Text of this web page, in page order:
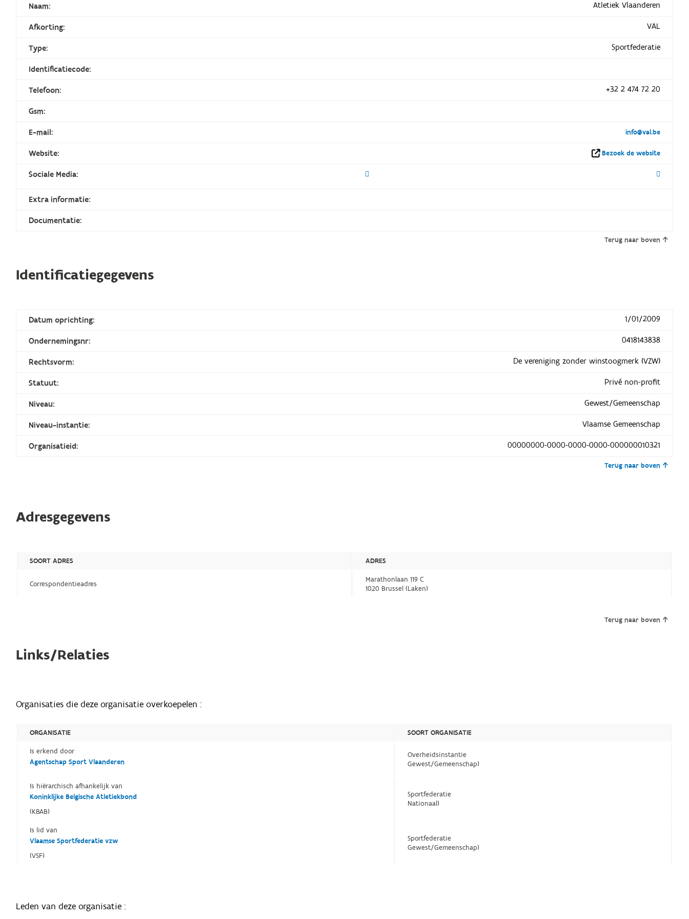
Naam: Atletiek Vlaanderen
Afkorting: VAL
Type: Sportfederatie
Identificatiecode:
Telefoon: +32 2 474 72 20
Gsm:
E-mail: info@val.be
Website: Bezoek de website
Sociale Media:
Extra informatie:
Documentatie:
Terug naar boven
Identificatiegegevens
Datum oprichting: 1/01/2009
Ondernemingsnr: 0418143838
Rechtsvorm: De vereniging zonder winstoogmerk (VZW)
Statuut: Privé non-profit
Niveau: Gewest/Gemeenschap
Niveau-instantie: Vlaamse Gemeenschap
Organisatieid: 00000000-0000-0000-0000-000000010321
Terug naar boven
Adresgegevens
SOORT ADRES ADRES
Correspondentieadres
Marathonlaan 119 C
1020 Brussel (Laken)
Terug naar boven
Links/Relaties
Organisaties die deze organisatie overkoepelen :
ORGANISATIE
SOORT ORGANISATIE
Is erkend door
Agentschap Sport Vlaanderen
Overheidsinstantie
Gewest/Gemeenschap)
Is hiërarchisch afhankelijk van
Koninklijke Belgische Atletiekbond
(KBAB)
Sportfederatie
Nationaal)
Is lid van
Vlaamse Sportfederatie vzw
(VSF)
Sportfederatie
Gewest/Gemeenschap)
Leden van deze organisatie :